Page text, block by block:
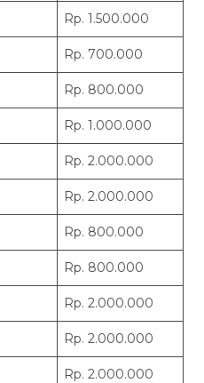
Rp. 1.500.000
Rp. 700.000
Rp. 800.000
Rp. 1.000.000
Rp. 2.000.000
Rp. 2.000.000
Rp. 800.000
Rp. 800.000
Rp. 2.000.000
Rp. 2.000.000
Rp. 2.000.000